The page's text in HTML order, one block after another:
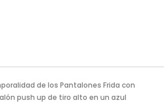
de los Pantalones Frida con
push up de tiro alto en un azul